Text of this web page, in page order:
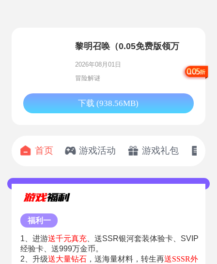
黎明召唤（0.05免费版领万
充）
2026年08月01日
冒险解谜
下载 (938.56MB)
首页 游戏活动 游戏礼包
福利一
1、进游送千元真充、送SSR银河套装体验卡、SVIP
经验卡、送999万金币。
2、升级送大量钻石，送海量材料，转生再送SSSR外